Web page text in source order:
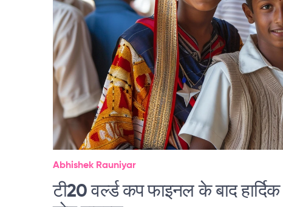
Abhishek Rauniyar
टी20 वर्ल्ड कप फाइनल के बाद